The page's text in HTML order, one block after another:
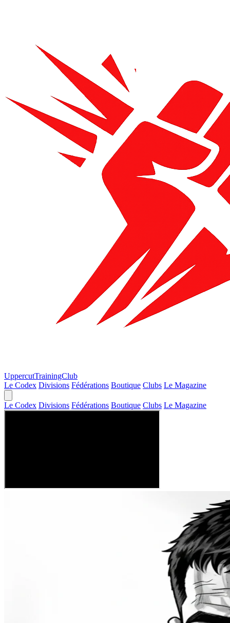
UppercutTrainingClub
Le Codex Divisions Fédérations Boutique Clubs Le Magazine
Le Codex Divisions Fédérations Boutique Clubs Le Magazine